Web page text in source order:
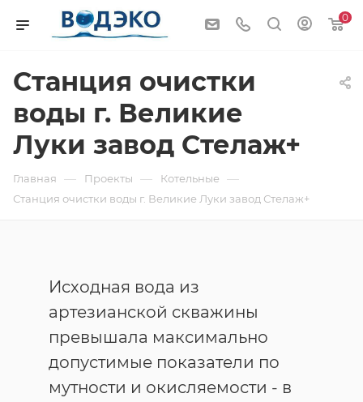
0
Станция очистки
воды г. Великие
Луки завод Стелаж+
Главная — Проекты — Котельные —
Станция очистки воды г. Великие Луки завод Стелаж+
Исходная вода из
артезианской скважины
превышала максимально
допустимые показатели по
мутности и окисляемости - в